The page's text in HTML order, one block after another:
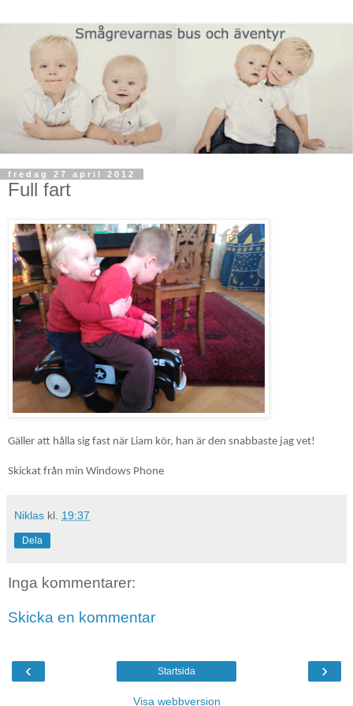
fredag 27 april 2012
Full fart
Gäller att hålla sig fast när Liam kör, han är den snabbaste jag vet!
Skickat från min Windows Phone
Niklas kl. 19:37
Dela
Inga kommentarer:
Skicka en kommentar
‹ ›
Startsida
Visa webbversion